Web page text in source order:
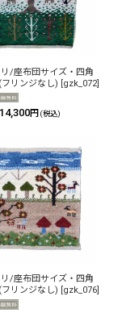
/座布団サイズ・四角
リンジなし) [gzk_072]
14,300円 (税込)
/座布団サイズ・四角
リンジなし)
gzk_076